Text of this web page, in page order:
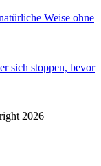
Weise ohne
sich stoppen, bevor
2026